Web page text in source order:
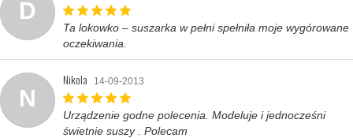
D
Ta lokowko – suszarka w pełni spełniła moje wygórowane
oczekiwania.
N
Nikola 14-09-2013
Urządzenie godne polecenia. Modeluje i jednocześni
świetnie suszy . Polecam